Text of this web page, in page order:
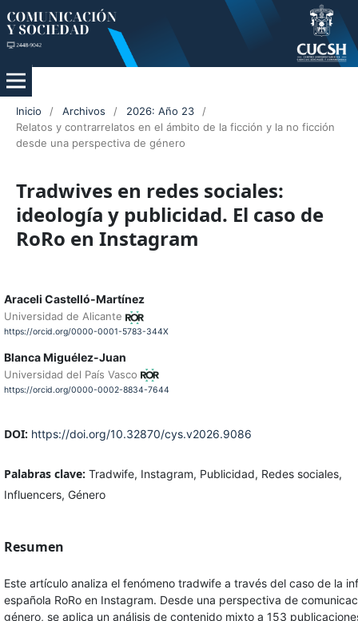
Inicio / Archivos / 2026: Año 23
/
Relatos y contrarrelatos en el ámbito de la ficción y la no ficción
desde una perspectiva de género
Tradwives en redes sociales:
ideología y publicidad. El caso de
RoRo en Instagram
Araceli Castelló-Martínez
Universidad de Alicante
https://orcid.org/0000-0001-5783-344X
Blanca Miguélez-Juan
Universidad del País Vasco
https://orcid.org/0000-0002-8834-7644
DOI: https://doi.org/10.32870/cys.v2026.9086
Palabras clave: Tradwife, Instagram, Publicidad, Redes sociales,
Influencers, Género
Resumen
Este artículo analiza el fenómeno tradwife a través del caso de la
española RoRo en Instagram. Desde una perspectiva de
género, se aplica un análisis de contenido mixto a 153